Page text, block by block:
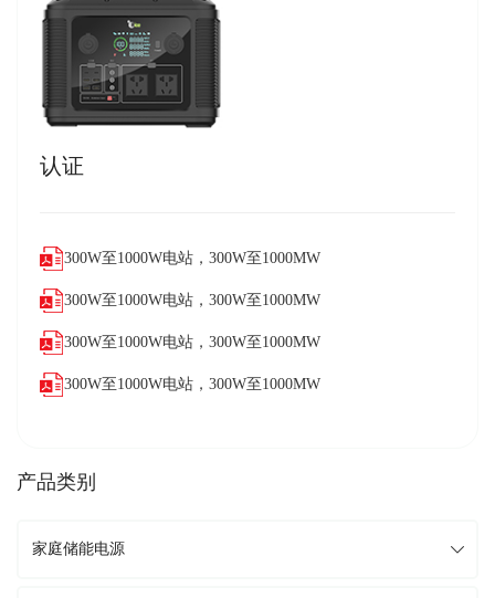
认证
300W至1000W电站，300W至1000MW
300W至1000W电站，300W至1000MW
300W至1000W电站，300W至1000MW
300W至1000W电站，300W至1000MW
产品类别
家庭储能电源